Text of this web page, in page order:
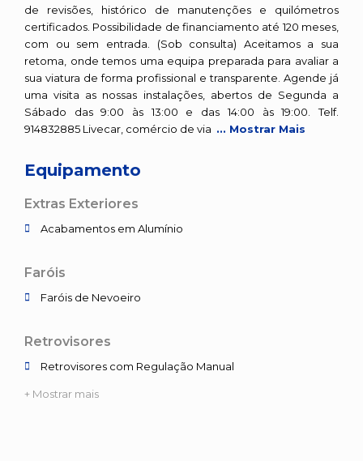
de revisões, histórico de manutenções e quilómetros
certificados. Possibilidade de financiamento até 120 meses,
com ou sem entrada. (Sob consulta) Aceitamos a sua
retoma, onde temos uma equipa preparada para avaliar a
sua viatura de forma profissional e transparente. Agende já
uma visita as nossas instalações, abertos de Segunda a
Sábado das 9:00 às 13:00 e das 14:00 às 19:00. Telf.
914832885 Livecar, comércio de via ... Mostrar Mais
Equipamento
Extras Exteriores
Acabamentos em Alumínio
Faróis
Faróis de Nevoeiro
Retrovisores
Retrovisores com Regulação Manual
+ Mostrar mais